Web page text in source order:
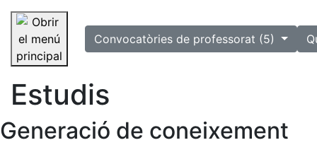
Saltar la navegació
selectedConvocatòries de professorat (5)
Estudis
Generació de coneixement